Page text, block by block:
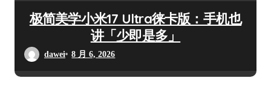
极简美学小米17 Ultra徕卡版：手机也
讲「少即是多」
dawei 8 月 6, 2026